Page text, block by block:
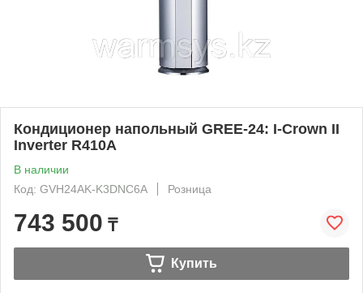
Кондиционер напольный GREE-24: I-Crown II
Inverter R410A
В наличии
Код: GVH24AK-K3DNC6A
Розница
743 500 ₸
Купить